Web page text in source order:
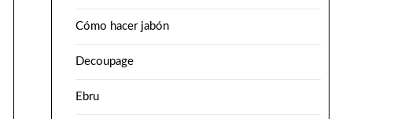
Cómo hacer jabón
Decoupage
Ebru